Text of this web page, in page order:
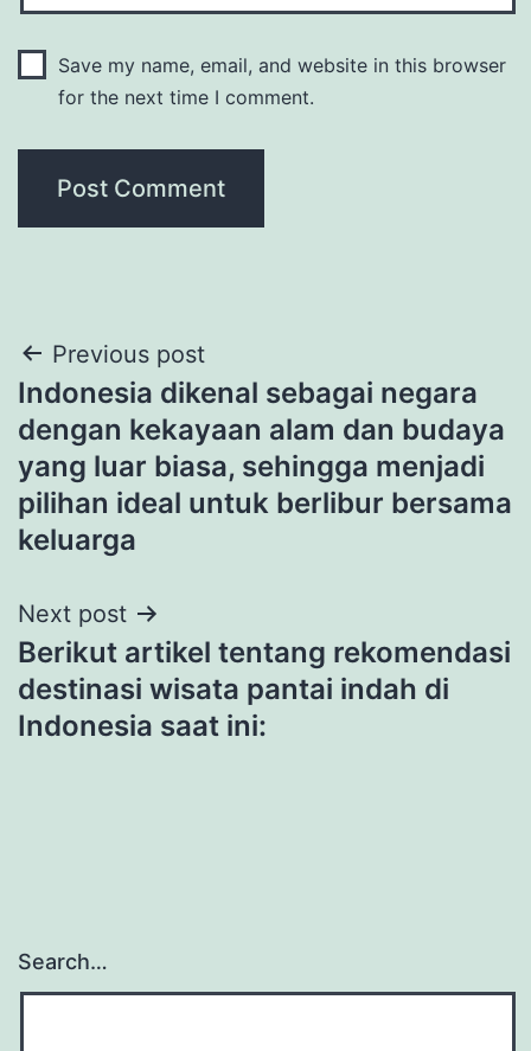
Save my name, email, and website in this browser
for the next time I comment.
Post
navigation
Previous post
Indonesia dikenal sebagai negara
dengan kekayaan alam dan budaya
yang luar biasa, sehingga menjadi
pilihan ideal untuk berlibur bersama
keluarga
Next post
Berikut artikel tentang rekomendasi
destinasi wisata pantai indah di
Indonesia saat ini:
Search…